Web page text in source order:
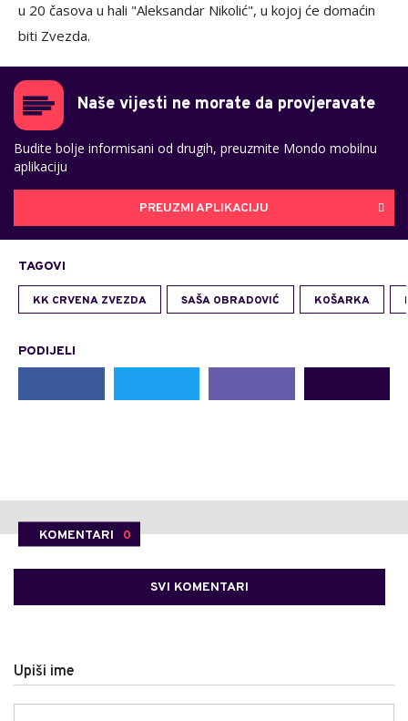
u 20 časova u hali "Aleksandar Nikolić", u kojoj će domaćin
biti Zvezda.
Naše vijesti ne morate da provjeravate
Budite bolje informisani od drugih, preuzmite Mondo mobilnu
aplikaciju
PREUZMI APLIKACIJU
TAGOVI
KK CRVENA ZVEZDA SAŠA OBRADOVIĆ KOŠARKA
PODIJELI
KOMENTARI 0
SVI KOMENTARI
Upiši ime